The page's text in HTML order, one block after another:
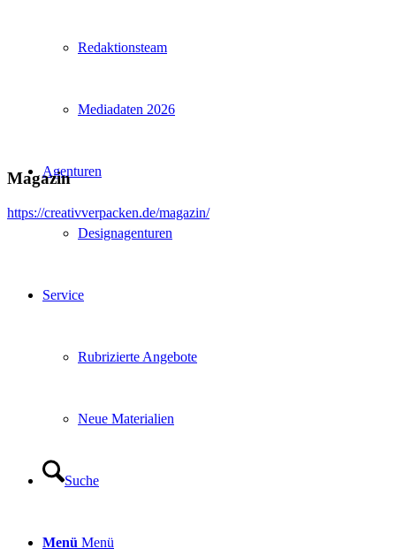
Redaktionsteam
Mediadaten 2026
Agenturen
Designagenturen
Service
Rubrizierte Angebote
Neue Materialien
Suche
Menü Menü
Magazin
https://creativverpacken.de/magazin/